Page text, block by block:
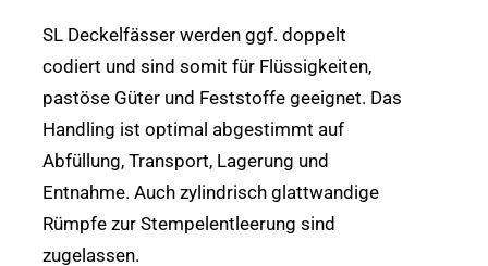
SL Deckelfässer werden ggf. doppelt
codiert und sind somit für Flüssigkeiten,
pastöse Güter und Feststoffe geeignet. Das
Handling ist optimal abgestimmt auf
Abfüllung, Transport, Lagerung und
Entnahme. Auch zylindrisch glattwandige
Rümpfe zur Stempelentleerung sind
zugelassen.